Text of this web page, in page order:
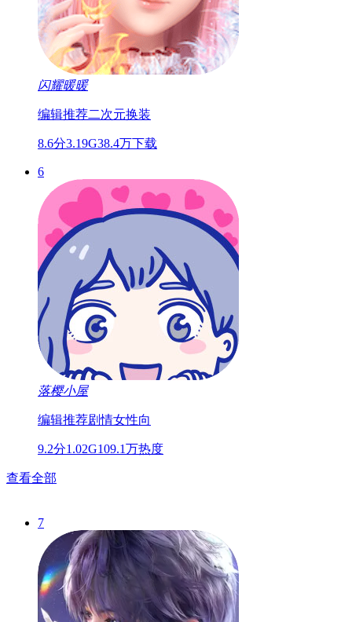
闪耀暖暖
编辑推荐二次元换装
8.6分3.19G38.4万下载
6
落樱小屋
编辑推荐剧情女性向
9.2分1.02G109.1万热度
查看全部
7